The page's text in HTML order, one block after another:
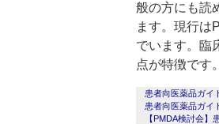
般の方にも読
ます。現行は
でいます。臨
点が特徴です。
患者向医薬品ガイ
患者向医薬品ガイ
【PMDA検討会】